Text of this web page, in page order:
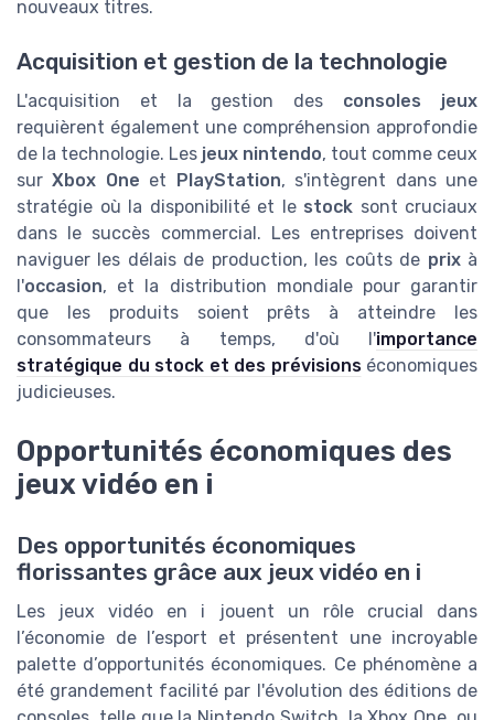
nouveaux titres.
Acquisition et gestion de la technologie
L'acquisition et la gestion des consoles jeux
requièrent également une compréhension approfondie
de la technologie. Les jeux nintendo, tout comme ceux
surXbox One et PlayStation, s'intègrent dans une
stratégie où la disponibilité et le stock sont cruciaux
dans le succès commercial. Les entreprises doivent
naviguer les délais de production, les coûts de prixà
l'occasion, et la distribution mondiale pour garantir
que les produits soient prêts à atteindre les
consommateurs à temps, d'où l'importance
stratégique du stock et des prévisionséconomiques
judicieuses.
Opportunités économiques des
jeux vidéo en i
Des opportunités économiques
florissantes grâce aux jeux vidéo en i
Les jeux vidéo en i jouent un rôle crucial dans
l’économie de l’esport et présentent une incroyable
palette d’opportunités économiques. Ce phénomène a
été grandement facilité par l'évolution des éditions de